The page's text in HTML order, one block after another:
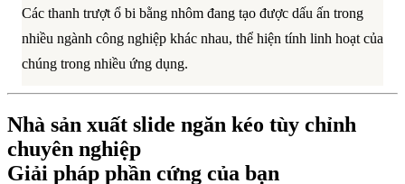
Các thanh trượt ổ bi bằng nhôm đang tạo được dấu ấn trong
nhiều ngành công nghiệp khác nhau, thể hiện tính linh hoạt của
chúng trong nhiều ứng dụng.
Nhà sản xuất slide ngăn kéo tùy chỉnh
chuyên nghiệp
Giải pháp phần cứng của bạn